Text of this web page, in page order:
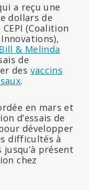
a reçu une
dollars de
(Coalition
& Melinda
de
des vaccins
.
en mars et
d’essais de
développer
difficultés à
présent
chez